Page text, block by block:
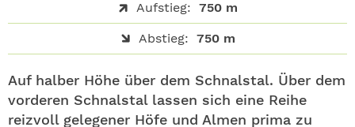
Aufstieg: 750 m
Abstieg: 750 m
Auf halber Höhe über dem Schnalstal. Über dem
vorderen Schnalstal lassen sich eine Reihe
reizvoll gelegener Höfe und Almen prima zu